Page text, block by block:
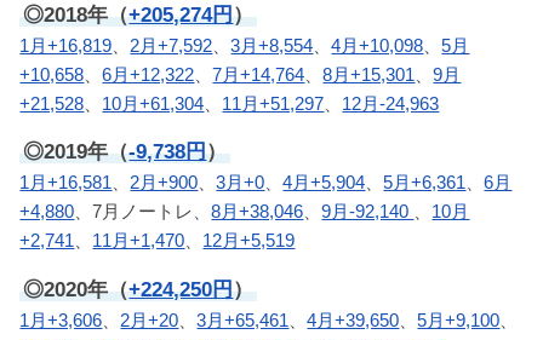
◎2018年（+205,274円）
1月+16,819 2月+7,592 、3月+8,554 、4月+10,098 、5月
+10,658 、6月+12,322 、7月+14,764 、8月+15,301 、9月
+21,528
10月+61,304 11月+51,297 12月-24,963
◎2019年（-9,738円）
1月+16,581 2月+900 、3月+0 、4月+5,904 、5月+6,361 、6月
+4,880 、7月ノートレ、8月+38,046 、9月-92,140
10月
+2,741
11月+1,470 12月+5,519
◎2020年（+224,250円）
1月+3,606 2月+20 、3月+65,461 、4月+39,650 、5月+9,100